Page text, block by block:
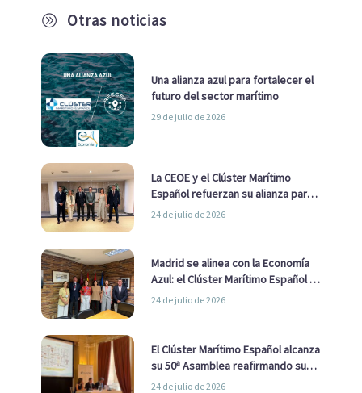
A Otras noticias
Una alianza azul para fortalecer el
futuro del sector marítimo
29 de julio de 2026
La CEOE y el Clúster Marítimo
Español refuerzan su alianza para
impulsar una estrategia Nacional
24 de julio de 2026
Madrid se alinea con la Economía
Azul: el Clúster Marítimo Español y
la Real Liga Naval avanzan alianzas
24 de julio de 2026
El Clúster Marítimo Español alcanza
su 50ª Asamblea reafirmando su
liderazgo en la Economía Azul
24 de julio de 2026